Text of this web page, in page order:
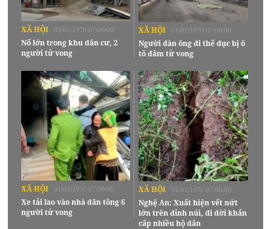
XÃ HỘI 01/01/1970 07:00:00
Nổ lớn trong khu dân cư, 2
người tử vong
XÃ HỘI 01/01/1970 07:00:00
Người đàn ông đi thể dục bị ô
tô đâm tử vong
XÃ HỘI 01/01/1970 07:00:00
Xe tải lao vào nhà dân tông 6
người tử vong
XÃ HỘI 01/01/1970 07:00:00
Nghệ An: Xuất hiện vết nứt
lớn trên đỉnh núi, di dời khẩn
cấp nhiều hộ dân